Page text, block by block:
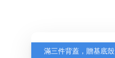
滿三件背蓋，贈基底殼